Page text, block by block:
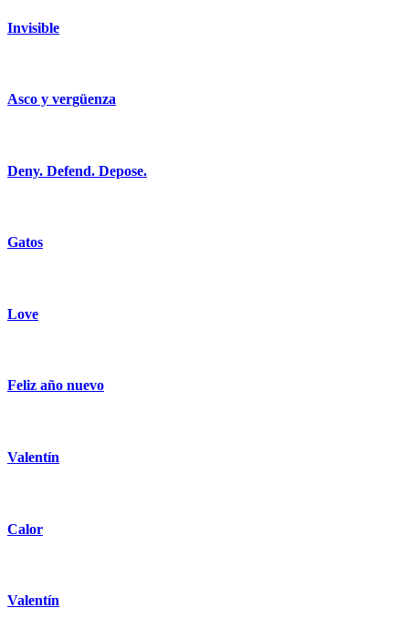
Invisible
Asco y vergüenza
Deny. Defend. Depose.
Gatos
Love
Feliz año nuevo
Valentín
Calor
Valentín